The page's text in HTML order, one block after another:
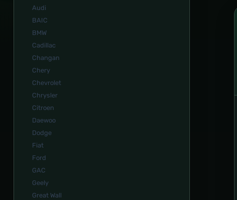
Audi
BAIC
BMW
Cadillac
Changan
Chery
Chevrolet
Chrysler
Citroen
Daewoo
Dodge
Fiat
Ford
GAC
Geely
Great Wall